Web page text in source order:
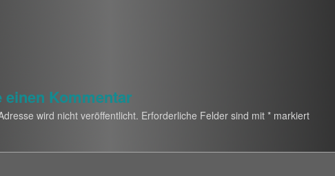
einen Kommentar
wird nicht veröffentlicht. Erforderliche Felder sind mit *markiert